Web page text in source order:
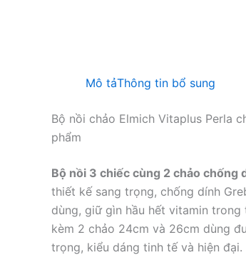
Mô tảThông tin bổ sung
Bộ nồi chảo Elmich Vitaplus Perla
phẩm
Bộ nồi 3 chiếc cùng 2 chảo chống
thiết kế sang trọng, chống dính
dùng, giữ gìn hầu hết vitamin
kèm 2 chảo 24cm và 26cm dùng
trọng, kiểu dáng tinh tế và hiện đại.